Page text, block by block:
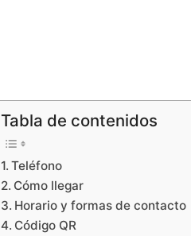
Tabla de contenidos
Teléfono
Cómo llegar
Horario y formas de contacto
Código QR